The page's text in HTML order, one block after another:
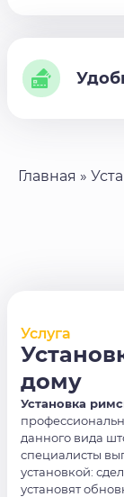
Главная »
Услуга
дому
Установка
данного вида
специалисты
установкой:
установят